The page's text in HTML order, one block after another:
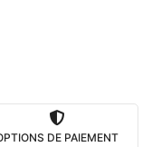
DE PAIEMENT